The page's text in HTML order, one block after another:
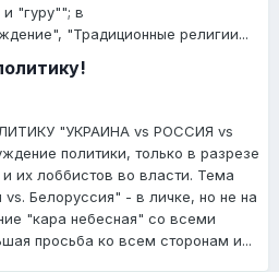
"гуру""; в
"Традиционные религии...
"УКРАИНА vs РОССИЯ vs
политики, только в разрезе
и их лоббистов во власти. Тема
vs. Белоруссия" - в личке, но не на
"кара небесная" со всеми
просьба ко всем сторонам и...